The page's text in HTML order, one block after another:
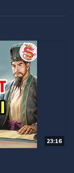
Bí
Nhà
23:16